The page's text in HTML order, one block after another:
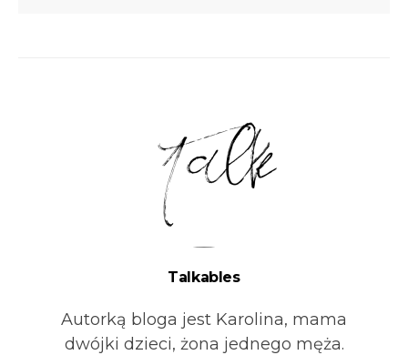
Talkables
Autorką bloga jest Karolina, mama
dwójki dzieci, żona jednego męża.